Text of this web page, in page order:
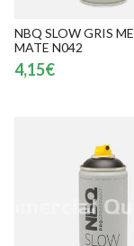
NBQ SLOW GRIS
MATE N042
4,15€